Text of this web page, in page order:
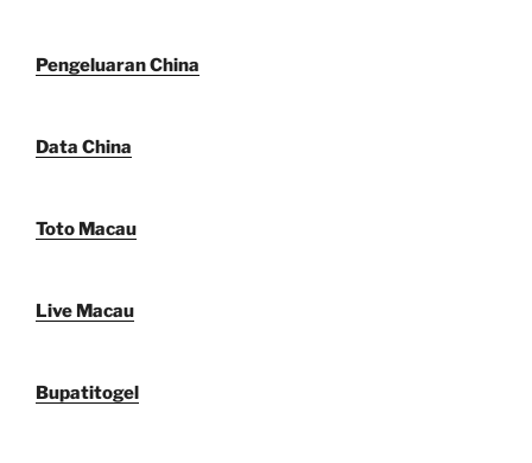
Pengeluaran China
Data China
Toto Macau
Live Macau
Bupatitogel